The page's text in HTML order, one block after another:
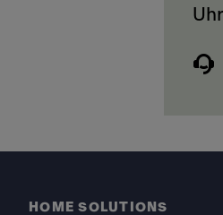
HOME SOLUTIONS